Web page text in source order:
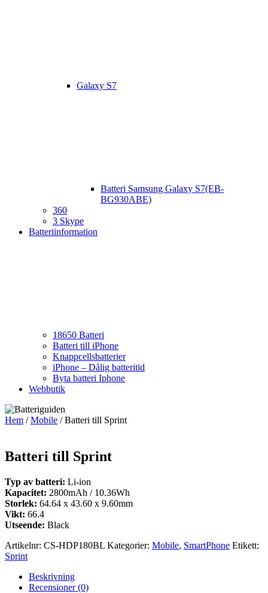
Galaxy S7
Batteri Samsung Galaxy S7(EB-
BG930ABE)
360
3 Skype
Batteriinformation
18650 Batteri
Batteri till iPhone
Knappcellsbatterier
iPhone – Dålig batteritid
Byta batteri Iphone
Webbutik
Hem /Mobile / Batteri till Sprint
Batteri till Sprint
Typ av batteri: Li-ion
Kapacitet: 2800mAh / 10.36Wh
Storlek: 64.64 x 43.60 x 9.60mm
Vikt: 66.4
Utseende: Black
Artikelnr: CS-HDP180BL Kategorier: Mobile, SmartPhone Etikett:
Sprint
Beskrivning
Recensioner (0)